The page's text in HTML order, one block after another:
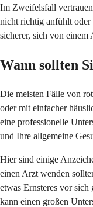
Im Zweifelsfall
nicht richtig anfühlt oder
sicherer, sich von einem
Wann sollten
Die meisten Fälle von
oder mit einfacher
eine professionelle
und Ihre allgemeine
Hier sind einige
einen Arzt wenden
etwas Ernsteres vor
kann einen großen